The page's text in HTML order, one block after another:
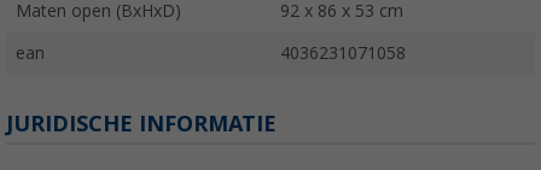
Maten open (BxHxD) 92 x 86 x 53 cm
ean 4036231071058
JURIDISCHE INFORMATIE